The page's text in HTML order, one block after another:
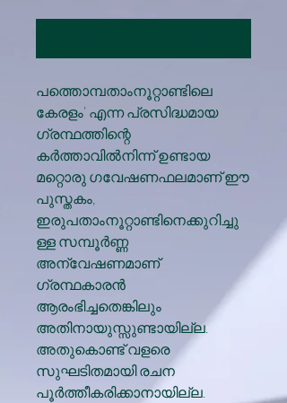
പത്തൊമ്പതാംനൂറ്റാണ്ടിലെ
കേരളം’ എന്ന പ്രസിദ്ധമായ
ഗ്രന്ഥത്തിന്റെ
കർത്താവിൽനിന്ന് ഉണ്ടായ
മറ്റൊരു ഗവേഷണഫലമാണ് ഈ
പുസ്തകം,
ഇരുപതാംനൂറ്റാണ്ടിനെക്കുറിച്ചു
ള്ള സമ്പൂർണ്ണ
അന്വേഷണമാണ്
ഗ്രന്ഥകാരൻ
ആരംഭിച്ചതെങ്കിലും
അതിനായുസ്സുണ്ടായില്ല.
അതുകൊണ്ട് വളരെ
സുഘടിതമായി രചന
പൂർത്തീകരിക്കാനായില്ല.